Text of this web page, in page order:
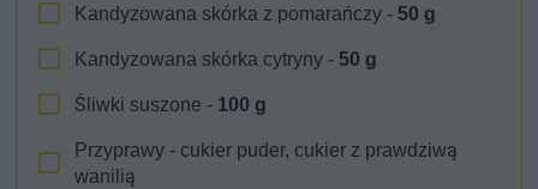
Kandyzowana skórka z pomarańczy - 50 g
Kandyzowana skórka cytryny - 50 g
Śliwki suszone - 100 g
Przyprawy - cukier puder, cukier z prawdziwą
wanilią